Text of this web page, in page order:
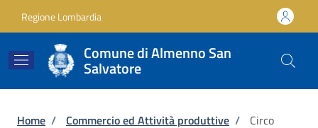
Regione Lombardia
Comune di Almenno San
Salvatore
Briciole di pane
Home / Commercio ed Attività produttive / Circo